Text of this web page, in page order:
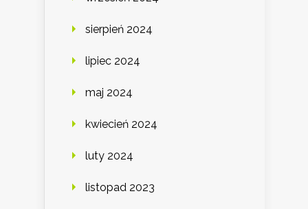
sierpień 2024
lipiec 2024
maj 2024
kwiecień 2024
luty 2024
listopad 2023